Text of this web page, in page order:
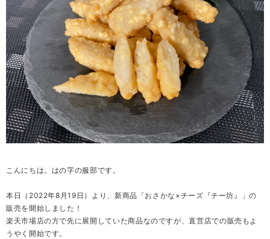
こんにちは。はの字の服部です。
本日（2022年8月19日）より、新商品「おさかな×チーズ『チー坊』」の
販売を開始しました！
楽天市場店の方で先に展開していた商品なのですが、直営店での販売もよ
うやく開始です。